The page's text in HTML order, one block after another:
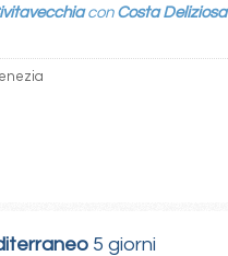
con Costa Deliziosa
5 giorni